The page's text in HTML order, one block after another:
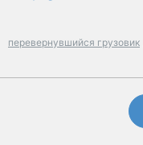
перевернувшийся грузовик